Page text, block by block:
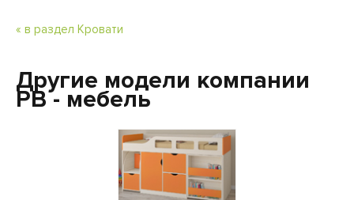
« в раздел Кровати
Другие модели компании
РВ - мебель